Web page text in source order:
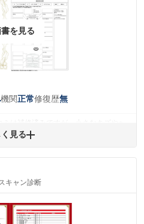
を見る
機関正常修復歴無
分的にあります。
認ください。
見る
キャン診断